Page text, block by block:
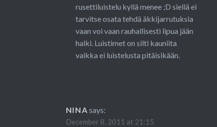
rusettiluistelu kyllä menee ;D siellä ei
tarvitse osata tehdä äkkijarrutuksia
vaan voi vaan rauhallisesti lipua jään
halki. Luistimet on silti kauniita
vaikka ei luistelusta pitäisikään.
NINA says:
December 8, 2011 at 21:15